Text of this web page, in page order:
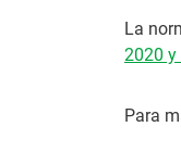
La
2020
Para